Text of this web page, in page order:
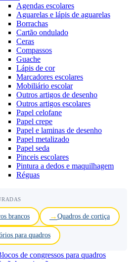
Agendas escolares
Aguarelas e lápis de aguarelas
Borrachas
Cartão ondulado
Ceras
Compassos
Guache
Lápis de cor
Marcadores escolares
Mobiliário escolar
Outros artigos de desenho
Outros artigos escolares
Papel celofane
Papel crepe
Papel e laminas de desenho
Papel metalizado
Papel seda
Pinceis escolares
Pintura a dedos e maquilhagem
Réguas
brancos Quadros de cortiça
para quadros
de congressos para quadros